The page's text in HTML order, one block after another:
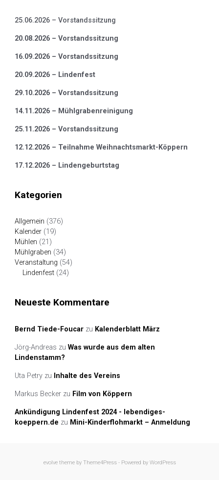
25.06.2026 – Vorstandssitzung
20.08.2026 – Vorstandssitzung
16.09.2026 – Vorstandssitzung
20.09.2026 – Lindenfest
29.10.2026 – Vorstandssitzung
14.11.2026 – Mühlgrabenreinigung
25.11.2026 – Vorstandssitzung
12.12.2026 – Teilnahme Weihnachtsmarkt-Köppern
17.12.2026 – Lindengeburtstag
Kategorien
Allgemein (376)
Kalender (19)
Mühlen (21)
Mühlgraben (34)
Veranstaltung (54)
Lindenfest (24)
Neueste Kommentare
Bernd Tiede-Foucar zu Kalenderblatt März
Jörg-Andreas zu Was wurde aus dem alten
Lindenstamm?
Uta Petry zu Inhalte des Vereins
Markus Becker zu Film von Köppern
Ankündigung Lindenfest 2024 - lebendiges-
koeppern.de zu Mini-Kinderflohmarkt – Anmeldung
evolvetheme by Theme4Press - Powered by WordPress